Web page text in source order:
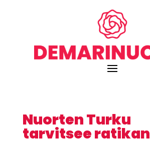
Nuorten Turku
tarvitsee ratikan